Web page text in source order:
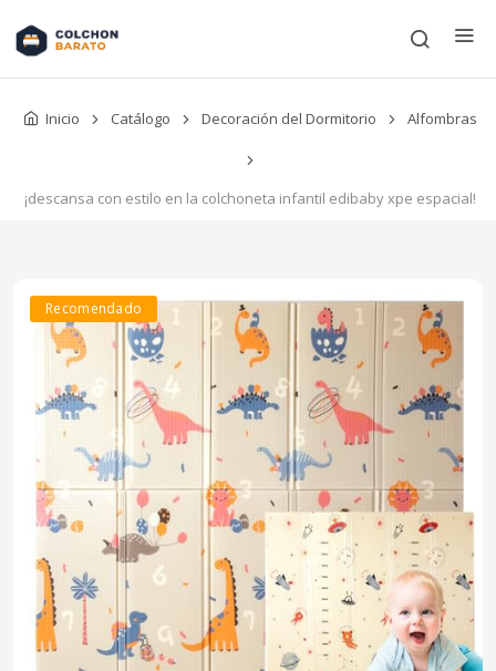
Inicio Catálogo Decoración del Dormitorio Alfombras
¡descansa con estilo en la colchoneta infantil edibaby xpe espacial!
Recomendado